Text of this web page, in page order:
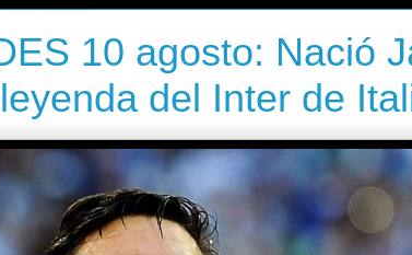
10 agosto: Nació
del Inter de